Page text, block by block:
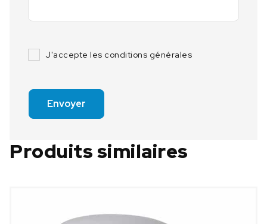
J'accepte les conditions générales
Envoyer
Produits similaires